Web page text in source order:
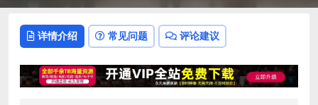
详情介绍 常见问题 评论建议